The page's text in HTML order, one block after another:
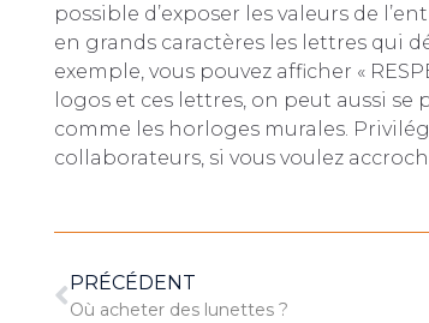
possible d’exposer les valeurs de
en grands caractères les lettres qui
exemple, vous pouvez afficher «
logos et ces lettres, on peut aussi
comme les horloges murales.
collaborateurs, si vous voulez
PRÉCÉDENT
Où acheter des lunettes ?